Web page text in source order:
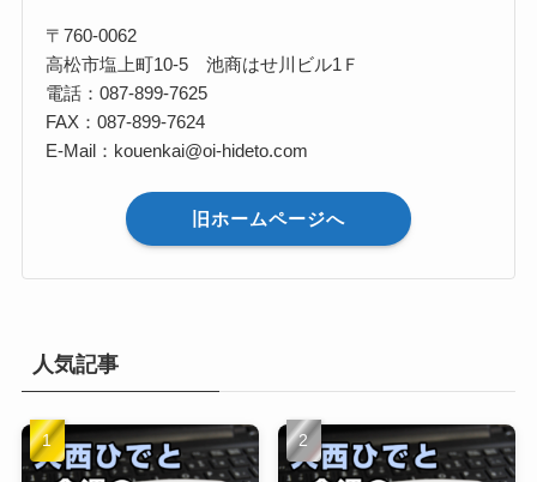
〒760-0062
高松市塩上町10-5 池商はせ川ビル1Ｆ
電話：087-899-7625
FAX：087-899-7624
E-Mail：kouenkai@oi-hideto.com
旧ホームページへ
人気記事